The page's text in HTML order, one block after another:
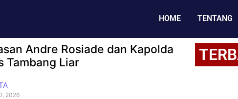
HOME TENTANG
Andre Rosiade dan Kapolda
Tambang Liar
2026